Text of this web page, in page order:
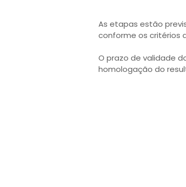
As etapas estão
conforme os critérios
O prazo de validade
homologação do